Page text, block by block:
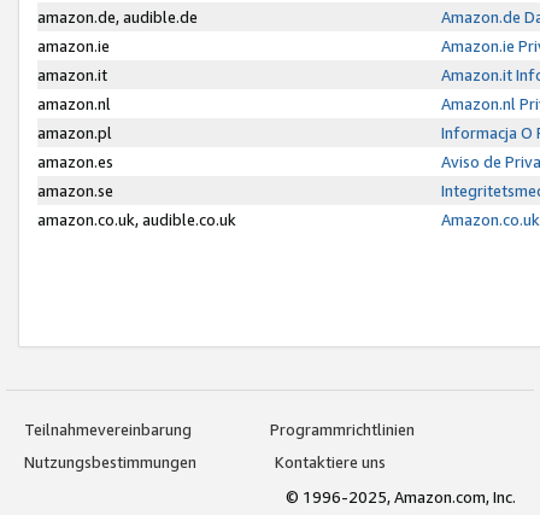
amazon.de, audible.de
Amazon.de
amazon.ie
Amazon.ie
amazon.it
Amazon.it
amazon.nl
Amazon.nl
amazon.pl
Informacja O
amazon.es
Aviso de
amazon.se
amazon.co.uk, audible.co.uk
Teilnahmevereinbarung
Programmrichtlinien
Nutzungsbestimmungen
Kontaktiere uns
© 1996-2025, Amazon.com, Inc.